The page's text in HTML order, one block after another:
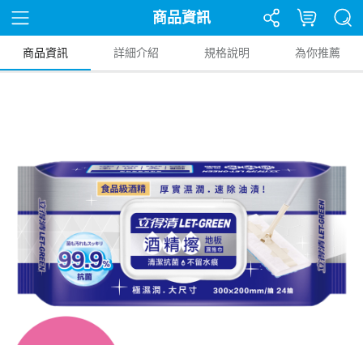
商品資訊
商品資訊 詳細介紹 規格說明 為你推薦